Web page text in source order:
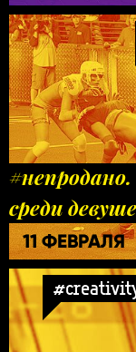
среди
11 ФЕВРАЛЯ